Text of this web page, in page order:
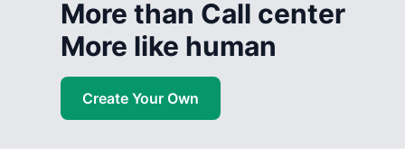
More than Call center
More like human
Create Your Own